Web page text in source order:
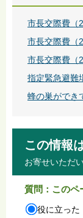
市長交際費（
市長交際費（
市長交際費（
指定緊急避難
蜂の巣ができ
この情報
お寄せいただ
質問：このペ
役に立った